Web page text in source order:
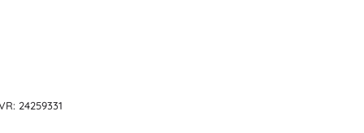
24259331